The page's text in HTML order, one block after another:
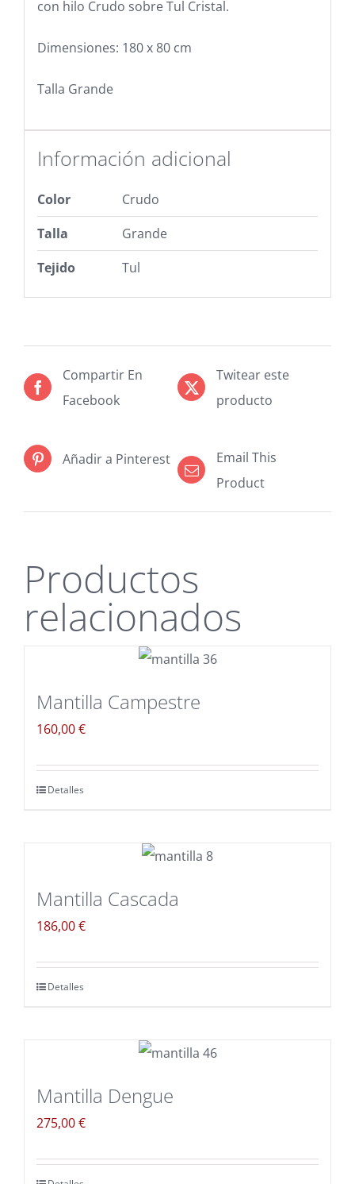
con hilo Crudo sobre Tul Cristal.
Dimensiones: 180 x 80 cm
Talla Grande
Información adicional
Color
Crudo
Talla
Grande
Tejido
Tul
Compartir En
Facebook
Twitear este
producto
Añadir a Pinterest
Email This
Product
Productos
relacionados
Mantilla Campestre
160,00€
Detalles
Mantilla Cascada
186,00€
Detalles
Mantilla Dengue
275,00€